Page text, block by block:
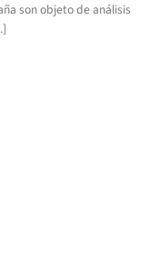
son objeto de análisis